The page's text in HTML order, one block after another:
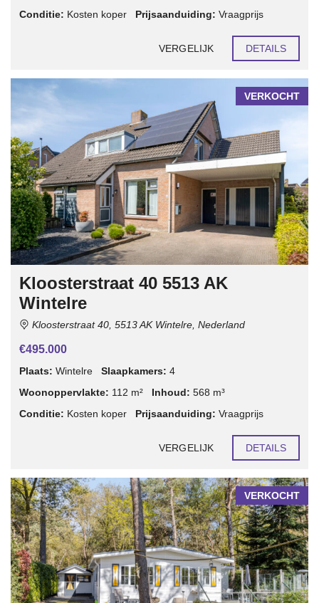
Conditie: Kosten koper Prijsaanduiding: Vraagprijs
VERGELIJK DETAILS
VERKOCHT
Kloosterstraat 40 5513 AK
Wintelre
Kloosterstraat 40, 5513 AK Wintelre, Nederland
€495.000
Plaats: Wintelre Slaapkamers: 4
Woonoppervlakte: 112 m² Inhoud: 568 m³
Conditie: Kosten koper Prijsaanduiding: Vraagprijs
VERGELIJK DETAILS
VERKOCHT